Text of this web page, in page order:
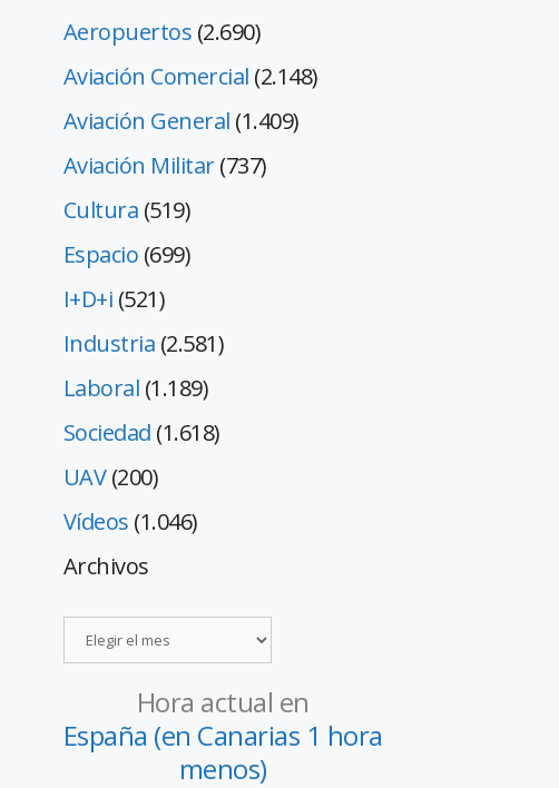
Aeropuertos (2.690)
Aviación Comercial (2.148)
Aviación General (1.409)
Aviación Militar(737)
Cultura (519)
Espacio (699)
I+D+i (521)
Industria (2.581)
Laboral (1.189)
Sociedad (1.618)
UAV(200)
Vídeos (1.046)
Archivos
Hora actual en
España (en Canarias 1 hora
menos)